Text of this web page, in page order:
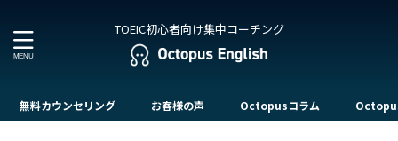
TOEIC初心者向け集中コーチング
無料カウンセリング お客様の声 Octopusコラム